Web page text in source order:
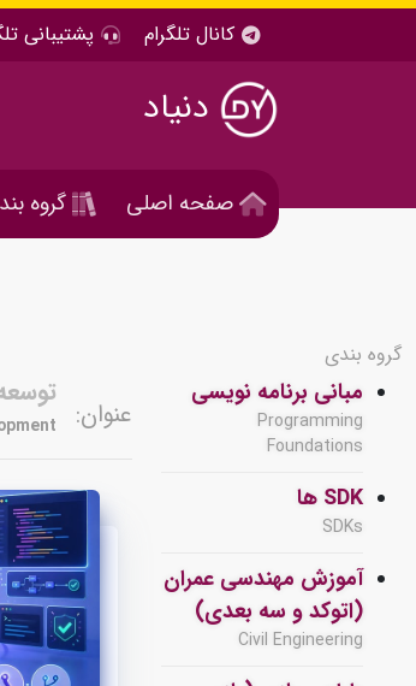
کانال تلگرام پشتیبانی
دنیاد
صفحه اصلی گروه
گروه بندی
مبانی برنامه نویسی
Programming
Foundations
SDK ها
SDKs
آموزش مهندسی عمران
(اتوکد و سه بعدی)
Civil Engineering
عنوان: